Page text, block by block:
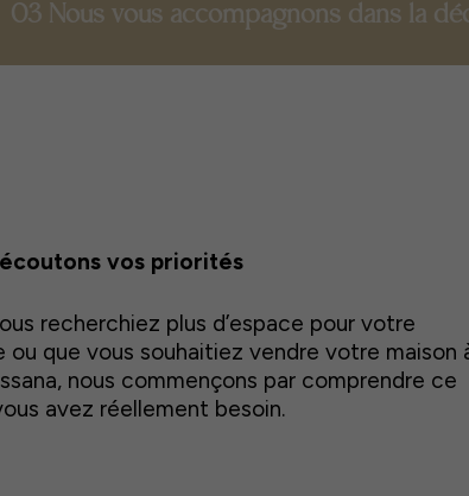
03 Nous vous accompagnons dans la
vos priorités
recherchiez plus d’espace pour votre
ou que vous souhaitiez vendre votre maison
nous commençons par comprendre ce
avez réellement besoin.